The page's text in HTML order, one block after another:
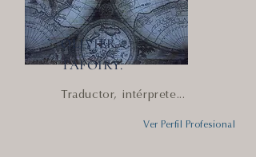
OLIVIER
TAFOIRY.
Traductor, intérprete...
Ver Perfil Profesional